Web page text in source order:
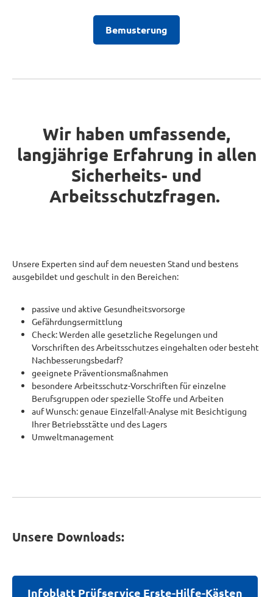
Bemusterung
Wir haben umfassende,
langjährige Erfahrung in allen
Sicherheits- und
Arbeitsschutzfragen.
Unsere Experten sind auf dem neuesten Stand und bestens
ausgebildet und geschult in den Bereichen:
passive und aktive Gesundheitsvorsorge
Gefährdungsermittlung
Check: Werden alle gesetzliche Regelungen und
Vorschriften des Arbeitsschutzes eingehalten oder besteht
Nachbesserungsbedarf?
geeignete Präventionsmaßnahmen
besondere Arbeitsschutz-Vorschriften für einzelne
Berufsgruppen oder spezielle Stoffe und Arbeiten
auf Wunsch: genaue Einzelfall-Analyse mit Besichtigung
Ihrer Betriebsstätte und des Lagers
Umweltmanagement
Unsere Downloads:
Infoblatt Prüfservice Erste-Hilfe-Kästen